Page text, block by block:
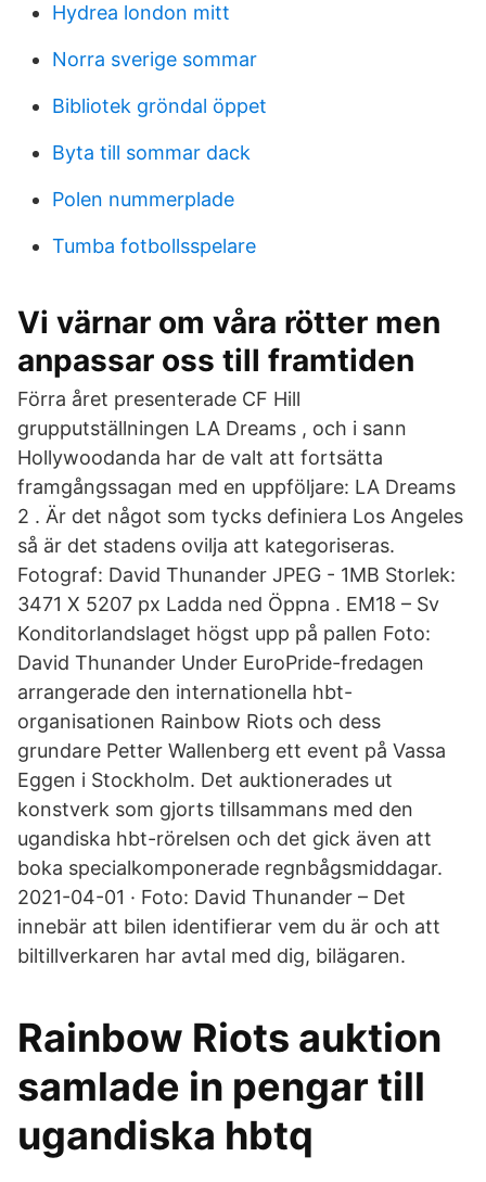
Hydrea london mitt
Norra sverige sommar
Bibliotek gröndal öppet
Byta till sommar dack
Polen nummerplade
Tumba fotbollsspelare
Vi värnar om våra rötter men
anpassar oss till framtiden
Förra året presenterade CF Hill
grupputställningen LA Dreams , och i sann
Hollywoodanda har de valt att fortsätta
framgångssagan med en uppföljare: LA Dreams
2 . Är det något som tycks definiera Los Angeles
så är det stadens ovilja att kategoriseras.
Fotograf: David Thunander JPEG - 1MB Storlek:
3471 X 5207 px Ladda ned Öppna . EM18 – Sv
Konditorlandslaget högst upp på pallen Foto:
David Thunander Under EuroPride-fredagen
arrangerade den internationella hbt-
organisationen Rainbow Riots och dess
grundare Petter Wallenberg ett event på Vassa
Eggen i Stockholm. Det auktionerades ut
konstverk som gjorts tillsammans med den
ugandiska hbt-rörelsen och det gick även att
boka specialkomponerade regnbågsmiddagar.
2021-04-01 · Foto: David Thunander – Det
innebär att bilen identifierar vem du är och att
biltillverkaren har avtal med dig, bilägaren.
Rainbow Riots auktion
samlade in pengar till
ugandiska hbtq